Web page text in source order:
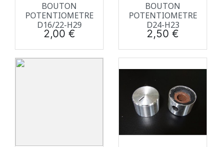
BOUTON
POTENTIOMETRE
D16/22-H29
Prix
2,00 €
BOUTON
POTENTIOMETRE
D24-H23
Prix
2,50 €